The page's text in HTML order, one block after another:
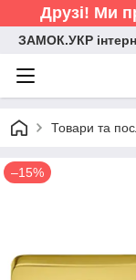
Друзі! Ми
ЗАМОК.УКР
Товари та
–15%